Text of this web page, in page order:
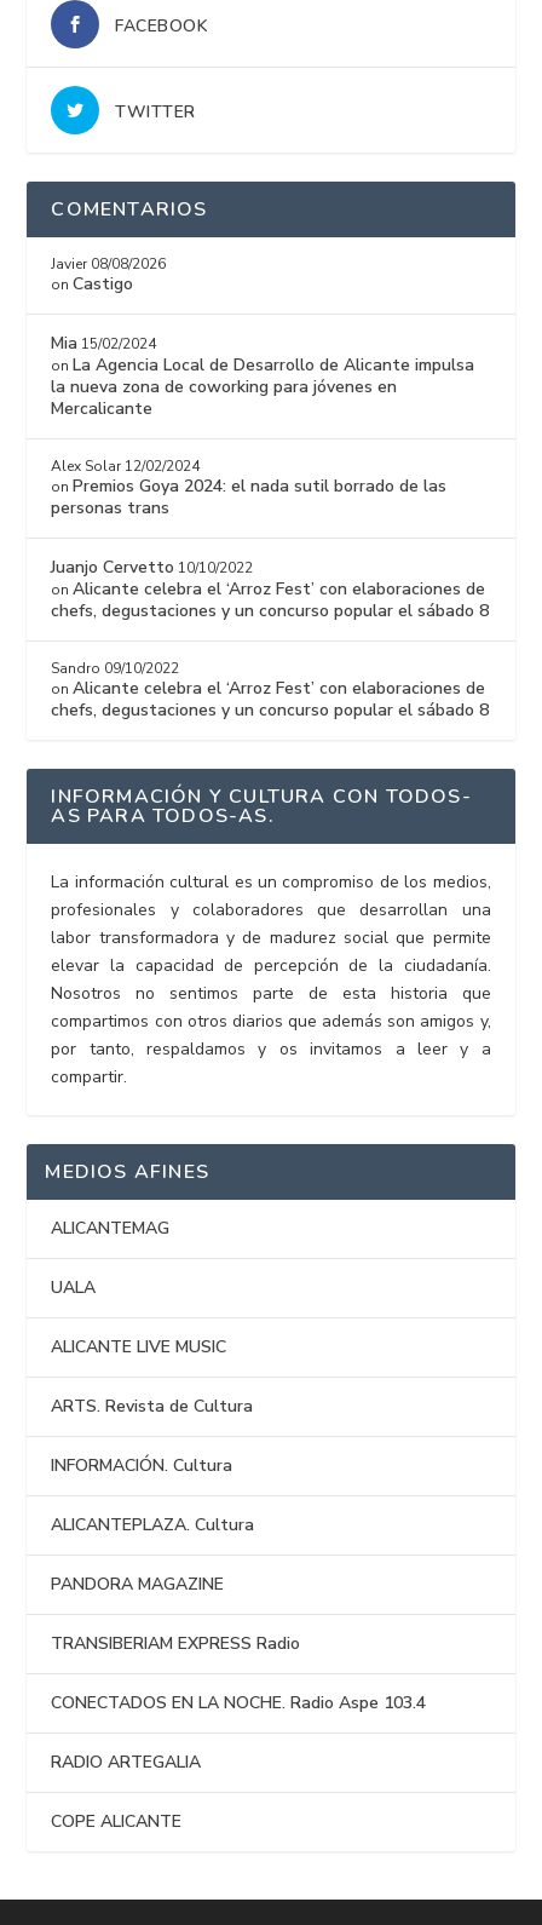
FACEBOOK
TWITTER
COMENTARIOS
Javier 08/08/2026
onCastigo
Mia 15/02/2024
on La Agencia Local de Desarrollo de Alicante impulsa
la nueva zona de coworking para jóvenes en
Mercalicante
Alex Solar 12/02/2024
on Premios Goya 2024: el nada sutil borrado de las
personas trans
Juanjo Cervetto 10/10/2022
onAlicante celebra el ‘Arroz Fest’ con elaboraciones de
chefs, degustaciones y un concurso popular el sábado 8
Sandro 09/10/2022
onAlicante celebra el ‘Arroz Fest’ con elaboraciones de
chefs, degustaciones y un concurso popular el sábado 8
INFORMACIÓN Y CULTURA CON TODOS-
AS PARA TODOS-AS.
La información cultural es un compromiso de los medios,
profesionales y colaboradores que desarrollan una
labor transformadora y de madurez social que permite
elevar la capacidad de percepción de la ciudadanía.
Nosotros no sentimos parte de esta historia que
compartimos con otros diarios que además son amigos y,
por tanto, respaldamos y os invitamos a leer y a
compartir.
MEDIOS AFINES
ALICANTEMAG
UALA
ALICANTE LIVE MUSIC
ARTS. Revista de Cultura
INFORMACIÓN. Cultura
ALICANTEPLAZA. Cultura
PANDORA MAGAZINE
TRANSIBERIAM EXPRESS Radio
CONECTADOS EN LA NOCHE. Radio Aspe 103.4
RADIO ARTEGALIA
COPE ALICANTE